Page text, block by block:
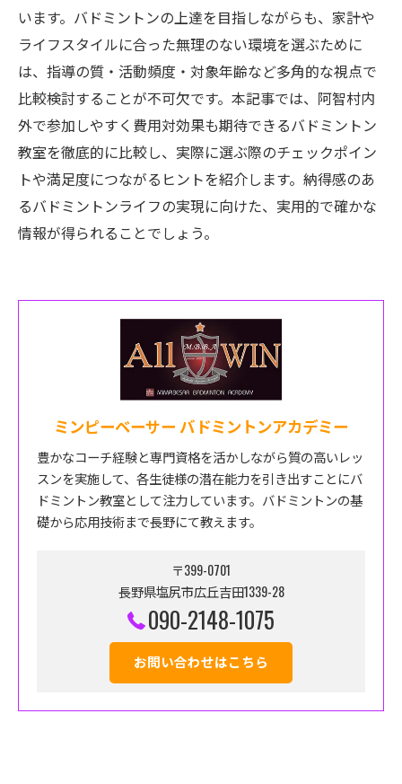
います。バドミントンの上達を目指しながらも、家計や
ライフスタイルに合った無理のない環境を選ぶために
は、指導の質・活動頻度・対象年齢など多角的な視点で
比較検討することが不可欠です。本記事では、阿智村内
外で参加しやすく費用対効果も期待できるバドミントン
教室を徹底的に比較し、実際に選ぶ際のチェックポイン
トや満足度につながるヒントを紹介します。納得感のあ
るバドミントンライフの実現に向けた、実用的で確かな
情報が得られることでしょう。
ミンピーベーサー バドミントンアカデミー
豊かなコーチ経験と専門資格を活かしながら質の高いレッ
スンを実施して、各生徒様の潜在能力を引き出すことにバ
ドミントン教室として注力しています。バドミントンの基
礎から応用技術まで長野にて教えます。
〒399-0701
長野県塩尻市広丘吉田1339-28
090-2148-1075
お問い合わせはこちら